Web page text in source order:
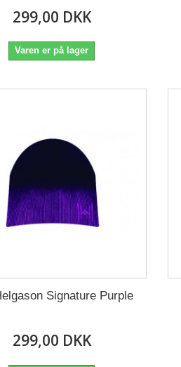
299,00 DKK
Varen er på lager
Signature Purple
299,00 DKK